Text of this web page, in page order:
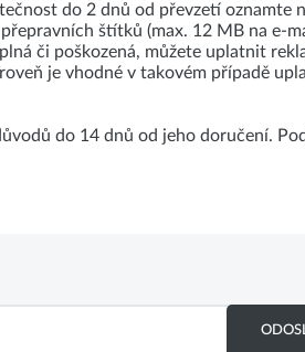
do 2 dnů od převzetí oznamte
štítků (max. 12 MB na e-
či poškozená, můžete uplatnit
je vhodné v takovém případě
do 14 dnů od jeho doručení.